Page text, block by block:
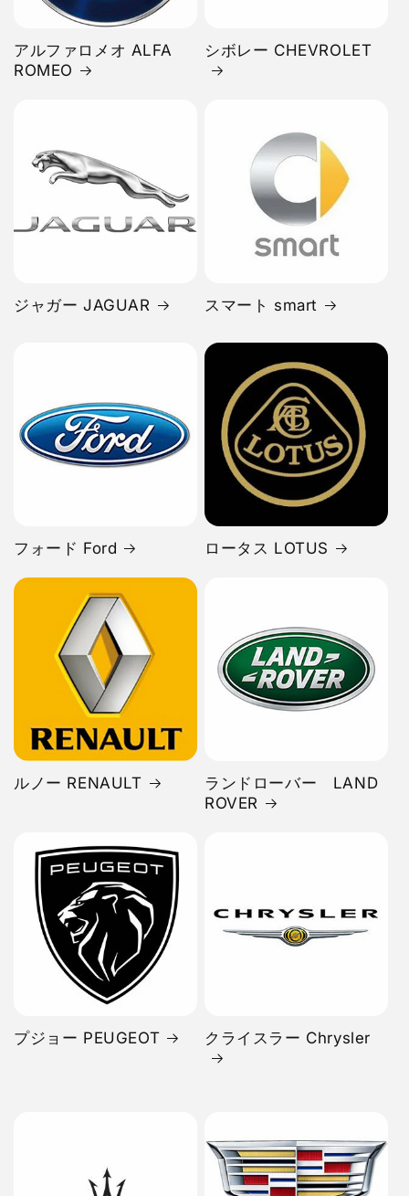
アルファロメオ ALFA
ROMEO
シボレー CHEVROLET
ジャガー JAGUAR スマート smart
フォード Ford ロータス LOTUS
ルノー RENAULT
ランドローバー LAND
ROVER
プジョー PEUGEOT クライスラー Chrysler